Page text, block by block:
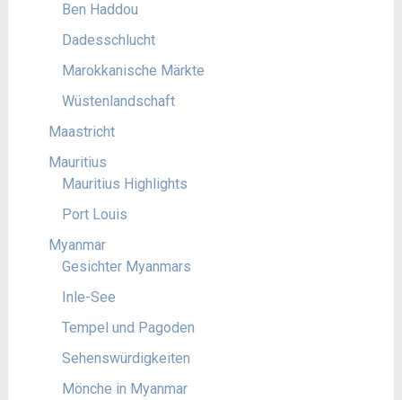
Ben Haddou
Dadesschlucht
Marokkanische Märkte
Wüstenlandschaft
Maastricht
Mauritius
Mauritius Highlights
Port Louis
Myanmar
Gesichter Myanmars
Inle-See
Tempel und Pagoden
Sehenswürdigkeiten
Mönche in Myanmar